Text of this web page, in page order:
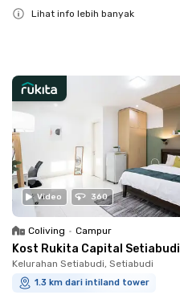
Lihat info lebih banyak
Video 360
Coliving • Campur
Kost Rukita Capital Setiabudi
Kelurahan Setiabudi, Setiabudi
1.3 km dari intiland tower